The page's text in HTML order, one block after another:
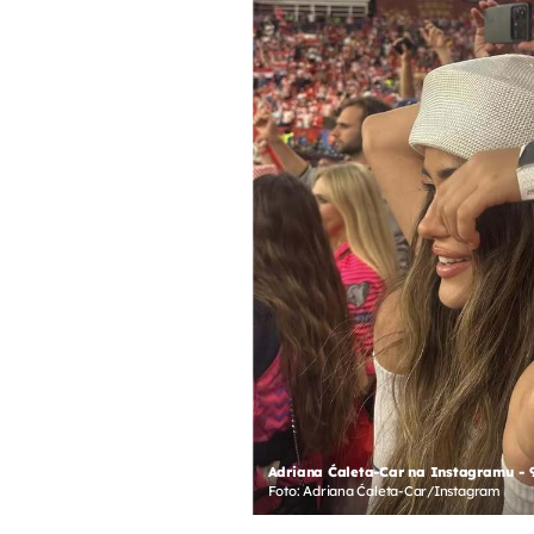
Adriana Ćaleta-Car na Instagramu -
Foto: Adriana Ćaleta-Car/Instagram